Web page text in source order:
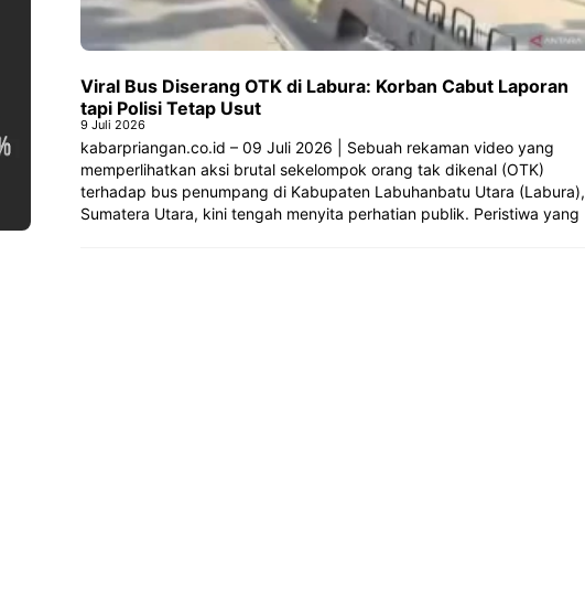
Viral Bus Diserang OTK di Labura: Korban Cabut Laporan
tapi Polisi Tetap Usut
9 Juli 2026
kabarpriangan.co.id – 09 Juli 2026 | Sebuah rekaman video yang
memperlihatkan aksi brutal sekelompok orang tak dikenal (OTK)
terhadap bus penumpang di Kabupaten Labuhanbatu Utara (Labura),
Sumatera Utara, kini tengah menyita perhatian publik. Peristiwa yang